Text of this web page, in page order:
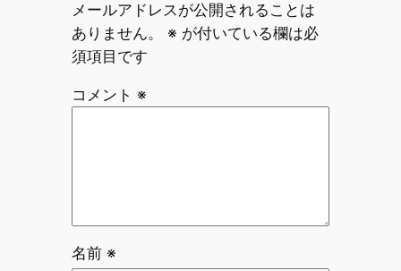
メールアドレスが公開されることは
ありません。
※ が付いている欄は必
須項目です
コメント ※
名前 ※